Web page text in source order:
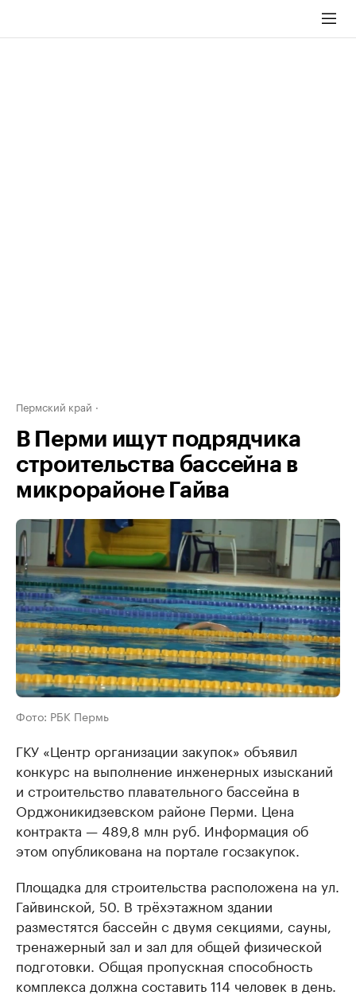
Пермский край
В Перми ищут подрядчика
строительства бассейна в
микрорайоне Гайва
Фото: РБК Пермь
ГКУ «Центр организации закупок» объявил
конкурс на выполнение инженерных изысканий
и строительство плавательного бассейна в
Орджоникидзевском районе Перми. Цена
контракта — 489,8 млн руб. Информация об
этом опубликована на портале госзакупок.
Площадка для строительства расположена на ул.
Гайвинской, 50. В трёхэтажном здании
разместятся бассейн с двумя секциями, сауны,
тренажерный зал и зал для общей физической
подготовки. Общая пропускная способность
комплекса должна составить 114 человек в день.